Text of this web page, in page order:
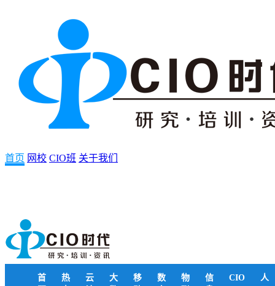
首页 网校 CIO班 关于我们
首
热
云
大
移
数
物
信
CIO
人